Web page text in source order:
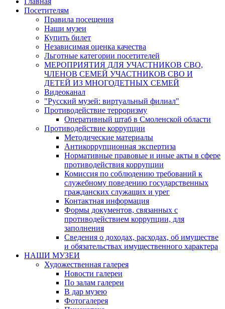
Посетителям
Правила посещения
Наши музеи
Купить билет
Независимая оценка качества
Льготные категории посетителей
МЕРОПРИЯТИЯ ДЛЯ УЧАСТНИКОВ СВО,
ЧЛЕНОВ СЕМЕЙ УЧАСТНИКОВ СВО И
ДЕТЕЙ ИЗ МНОГОДЕТНЫХ СЕМЕЙ
Видеоканал
"Русский музей: виртуальный филиал"
Противодействие терроризму
Оперативный штаб в Смоленской области
Противодействие коррупции
Методические материалы
Антикоррупционная экспертиза
Нормативные правовые и иные акты в сфере
противодействия коррупции
Комиссия по соблюдению требований к
служебному поведению государственных
гражданских служащих и урег
Контактная информация
Формы документов, связанных с
противодействием коррупции, для
заполнения
Сведения о доходах, расходах, об имуществе
и обязательствах имущественного характера
НАШИ МУЗЕИ
Художественная галерея
Новости галереи
По залам галереи
В дар музею
Фотогалерея